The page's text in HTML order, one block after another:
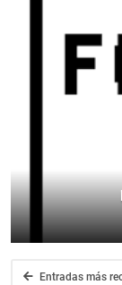
Entradas más